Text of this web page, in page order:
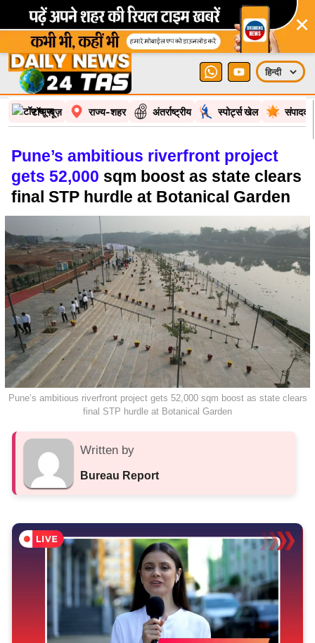
×
टॉप न्यूज़ राज्य-शहर अंतर्राष्ट्रीय स्पोर्ट्स खेल
Pune’s ambitious riverfront project
gets 52,000 sqm boost as state clears
final STP hurdle at Botanical Garden
Pune’s ambitious riverfront project gets 52,000 sqm boost as state clears
final STP hurdle at Botanical Garden
Written by
Bureau Report